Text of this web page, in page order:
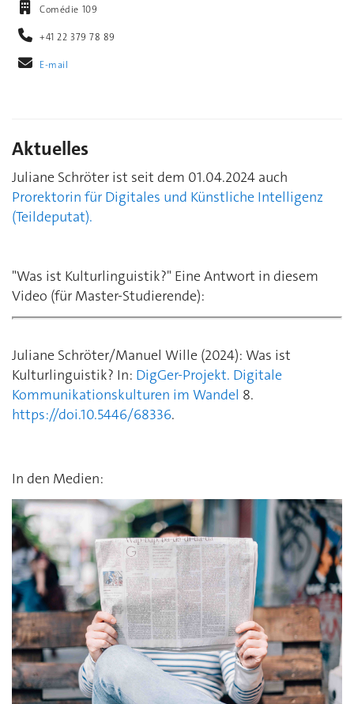
Comédie 109
+41 22 379 78 89
E-mail
Aktuelles
Juliane Schröter ist seit dem 01.04.2024 auch
Prorektorin für Digitales und Künstliche Intelligenz
(Teildeputat).
"Was ist Kulturlinguistik?" Eine Antwort in diesem
Video (für Master-Studierende):
Juliane Schröter/Manuel Wille (2024): Was ist
Kulturlinguistik? In: DigGer-Projekt. Digitale
Kommunikationskulturen im Wandel 8.
https://doi.10.5446/68336.
In den Medien: